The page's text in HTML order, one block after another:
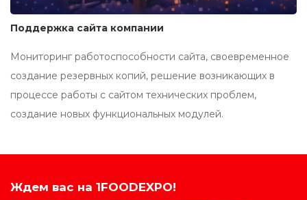
Поддержка сайта компании
Мониторинг работоспособности сайта, своевременное
создание резервных копий, решение возникающих в
процессе работы с сайтом технических проблем,
создание новых функциональных модулей.
Ждем вас на 1FOODEXPO!